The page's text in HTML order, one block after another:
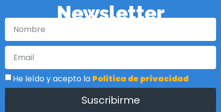
Newsletter
He leído y acepto la Política de privacidad
Suscribirme